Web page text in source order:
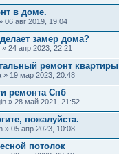
в доме.
06 авг 2019, 19:04
замер дома?
» 24 апр 2023, 22:21
ремонт квартиры
» 19 мар 2023, 20:48
ремонта Спб
» 28 май 2021, 21:52
пожалуйста.
» 05 апр 2023, 10:08
потолок